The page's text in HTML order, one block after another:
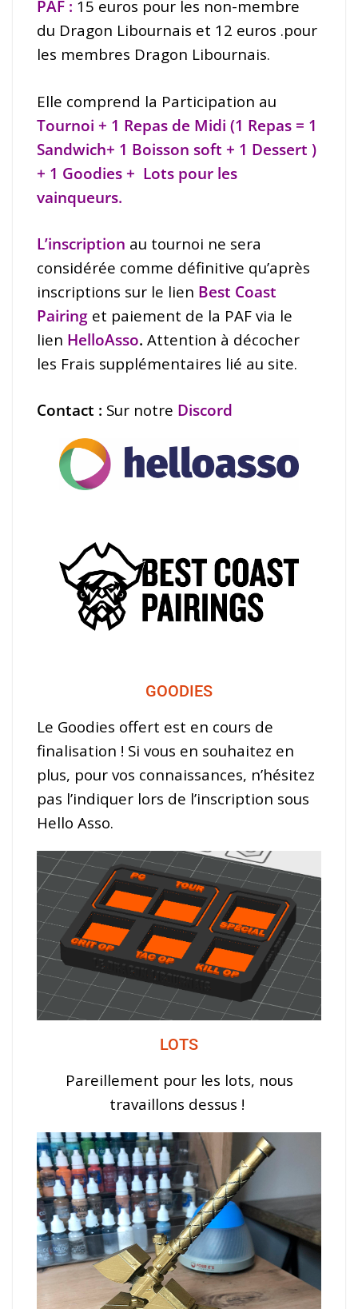
PAF : 15 euros pour les non-membre
du Dragon Libournais et 1 2 euros .pour
les membres Dragon Libournais.
Elle comprend la Participation au
Tournoi + 1 Repas de Midi (1 Repas = 1
Sandwich+ 1 Boisson soft + 1 Dessert )
+ 1 Goodies + Lots pour les
vainqueurs.
L’inscription au tournoi ne sera
considérée comme définitive qu’après
inscriptions sur le lien Best Coast
Pairing et paiement de la PAF via le
lien HelloAsso. Attention à décocher
les Frais supplémentaires lié au site.
Contact : Sur notre Discord
GOODIES
Le Goodies offert est en cours de
finalisation ! Si vous en souhaitez en
plus, pour vos connaissances, n’hésitez
pas l’indiquer lors de l’inscription sous
Hello Asso.
LOTS
Pareillement pour les lots, nous
travaillons dessus !